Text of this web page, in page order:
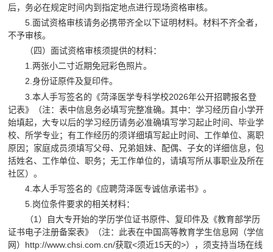
后，务必在规定时间内到指定地点进行现场资格审核。
5.面试资格审核请务必携带齐全以下证明材料。材料不齐全者，
不予审核。
（四）面试资格审核须提供的材料：
1.两张小二寸近期免冠彩色照片。
2.身份证原件及复印件。
3.本人手写签名的《菏泽医学专科学校2026年公开招聘报名登
记表》（注：表中信息务必填写完整准确。其中：学习经历自小学开
始填起，大专以后的学习经历请务必准确填写学习起止时间、毕业学
校、所学专业；有工作经历的须详细填写起止时间、工作单位、离职
原因；家庭成员须填写父母、兄弟姐妹、配偶、子女的详细信息，包
括姓名、工作单位、职务；无工作单位的，请填写所从事职业及所在
社区）。
4.本人手写签名的《应聘菏泽医专诚信承诺书》。
5.岗位条件要求的相关材料：
（1）自大专开始的学历学位证书原件、复印件及《教育部学历
证书电子注册备案表》（注：此表在中国高等教育学生信息网（学信
网）http://www.chsi.com.cn/获取<须近15天的>），须支持当场在线